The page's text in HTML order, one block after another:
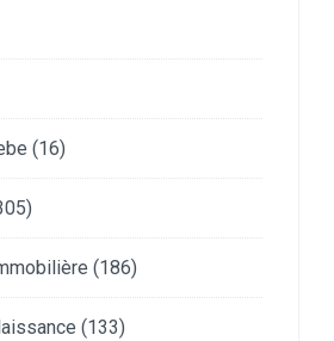
(16)
(186)
(133)